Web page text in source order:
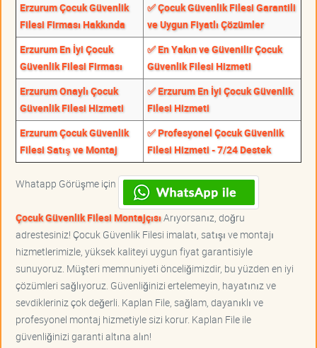
Erzurum Çocuk Güvenlik
Filesi Firması Hakkında
✅ Çocuk Güvenlik Filesi Garantili
ve Uygun Fiyatlı Çözümler
Erzurum En İyi Çocuk
Güvenlik Filesi Firması
✅ En Yakın ve Güvenilir Çocuk
Güvenlik Filesi Hizmeti
Erzurum Onaylı Çocuk
Güvenlik Filesi Hizmeti
✅ Erzurum En İyi Çocuk Güvenlik
Filesi Hizmeti
Erzurum Çocuk Güvenlik
Filesi Satış ve Montaj
✅ Profesyonel Çocuk Güvenlik
Filesi Hizmeti - 7/24 Destek
Whatapp Görüşme için
Çocuk Güvenlik Filesi MontajçısıArıyorsanız, doğru
adrestesiniz! Çocuk Güvenlik Filesi imalatı, satışı ve montajı
hizmetlerimizle, yüksek kaliteyi uygun fiyat garantisiyle
sunuyoruz. Müşteri memnuniyeti önceliğimizdir, bu yüzden en iyi
çözümleri sağlıyoruz. Güvenliğinizi ertelemeyin, hayatınız ve
sevdikleriniz çok değerli. Kaplan File, sağlam, dayanıklı ve
profesyonel montaj hizmetiyle sizi korur. Kaplan File ile
güvenliğinizi garanti altına alın!